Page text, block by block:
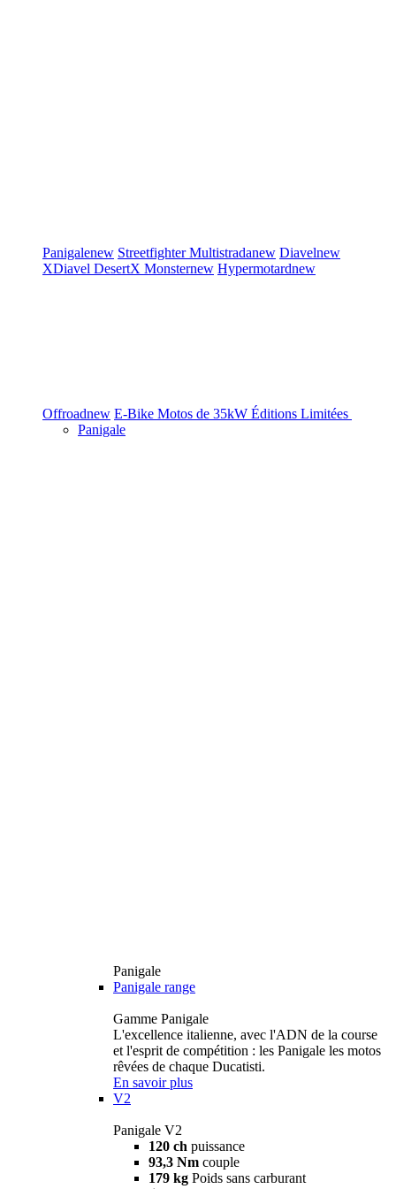
Panigalenew StreetfighterMultistradanew Diavelnew
XDiavel DesertX Monsternew Hypermotardnew
Offroadnew E-Bike Motos de 35kW Éditions Limitées
Panigale
Panigale
Panigale range
Gamme Panigale
L'excellence italienne, avec l'ADN de la course
et l'esprit de compétition : les Panigale les motos
rêvées de chaque Ducatisti.
En savoir plus
V2
Panigale V2
120 ch puissance
93,3 Nm couple
179 kg Poids sans carburant